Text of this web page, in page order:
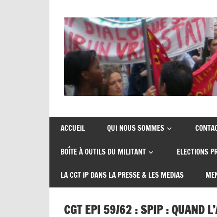
CGT
insertion
probation
de
syndicats
insertion
ACCUEIL QUI NOUS SOMMES
BOÎTE À OUTILS DU MILITANT ELECTIONS
LA CGT IP DANS LA PRESSE & LES MEDIAS
CGT EPI 59/62 : SPIP : QUAND